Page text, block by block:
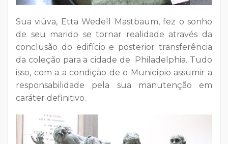
Sua viúva, Etta Wedell Mastbaum, fez o sonho
de seu marido se tornar realidade através da
conclusão do edifício e posterior transferência
da coleção para a cidade de Philadelphia. Tudo
isso, com a a condição de o Município assumir a
responsabilidade pela sua manutenção em
caráter definitivo.